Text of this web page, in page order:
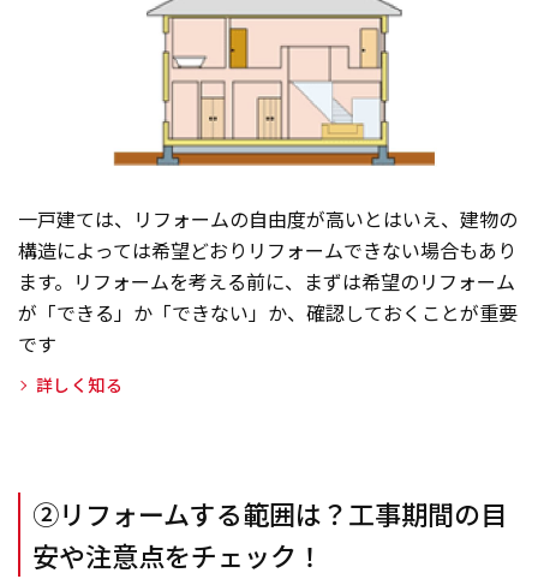
一戸建ては、リフォームの自由度が高いとはいえ、建物の
構造によっては希望どおりリフォームできない場合もあり
ます。リフォームを考える前に、まずは希望のリフォーム
が「できる」か「できない」か、確認しておくことが重要
です
詳しく知る
②リフォームする範囲は？工事期間の目
安や注意点をチェック！